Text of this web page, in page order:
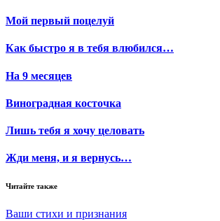
Мой первый поцелуй
Как быстро я в тебя влюбился…
На 9 месяцев
Виноградная косточка
Лишь тебя я хочу целовать
Жди меня, и я вернусь…
Читайте также
Ваши стихи и признания